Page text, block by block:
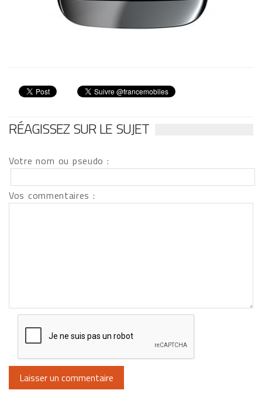
RÉAGISSEZ SUR LE SUJET
Votre nom ou pseudo :
Vos commentaires :